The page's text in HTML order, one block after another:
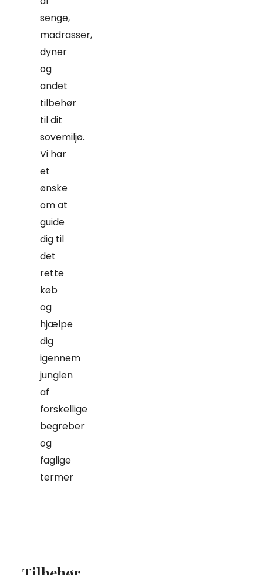
senge,
madrasser,
dyner
og
andet
tilbehør
til dit
sovemiljø.
Vi har
et
ønske
om at
guide
dig til
det
rette
køb
og
hjælpe
dig
igennem
junglen
af
forskellige
begreber
og
faglige
termer